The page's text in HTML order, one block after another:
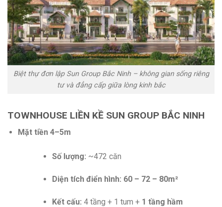
Biệt thự đơn lập Sun Group Bắc Ninh – không gian sống riêng
tư và đẳng cấp giữa lòng kinh bắc
TOWNHOUSE LIỀN KỀ SUN GROUP BẮC NINH
Mặt tiền 4–5m
Số lượng: ~472 căn
Diện tích điển hình: 60 – 72 – 80m²
Kết cấu: 4 tầng + 1 tum + 1 tầng hầm